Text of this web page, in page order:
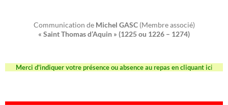
Communication de Michel GASC (Membre associé)
« Saint Thomas d’Aquin » (1225 ou 1226 – 1274)
Merci d'indiquer votre présence ou absence au repas en cliquant ici